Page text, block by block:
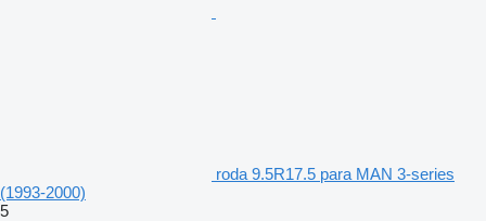
roda 9.5R17.5 para MAN 3-series
(1993-2000)
5